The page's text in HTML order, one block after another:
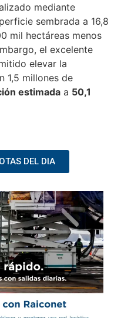
mediante
sembrada a 16,8
mil hectáreas menos
el excelente
elevar la
1,5 millones de
estimada a 50,1
DEL DIA